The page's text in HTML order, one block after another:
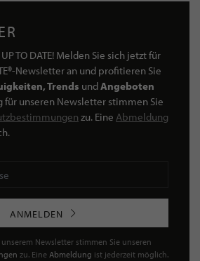
TO DATE! Melden Sie sich jetzt für
Newsletter an und profitieren Sie
Trends undAngeboten
für unseren Newsletter stimmen Sie
zu. Eine Abmeldung
ANMELDEN
Newsletter stimmen Sie unseren
zu. Eine Abmeldung ist jederzeit möglich.